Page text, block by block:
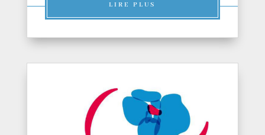
LIRE PLUS